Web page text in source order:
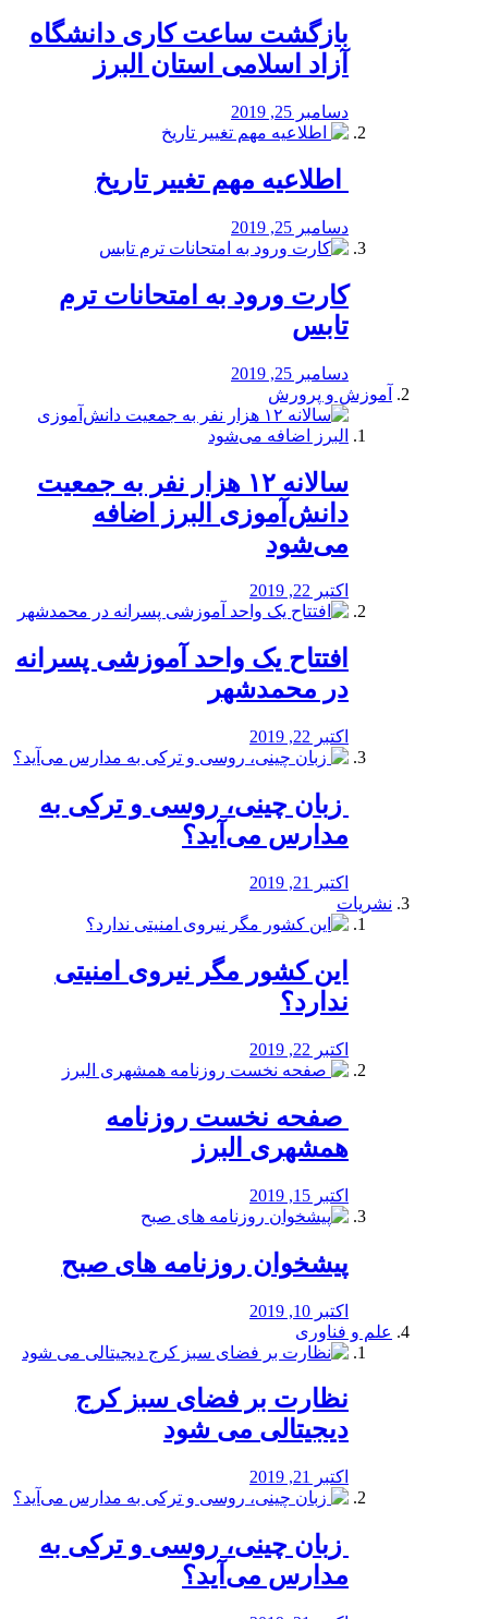
بازگشت ساعت کاری دانشگاه
آزاد اسلامی استان البرز
دسامبر 25, 2019
️ اطلاعیه مهم تغییر تاریخ
دسامبر 25, 2019
کارت ورود به امتحانات ترم
تابس
دسامبر 25, 2019
آموزش و پرورش
️سالانه ۱۲ هزار نفر به جمعیت
دانش‌آموزی البرز اضافه
می‌شود
اکتبر 22, 2019
افتتاح یک واحد آموزشی پسرانه
در محمدشهر
اکتبر 22, 2019
️ زبان چینی، روسی و ترکی به
مدارس می‌آید؟
اکتبر 21, 2019
نشریات
این کشور مگر نیروی امنیتی
ندارد؟
اکتبر 22, 2019
️ صفحه نخست روزنامه‌
همشهری البرز
اکتبر 15, 2019
پیشخوان روزنامه های صبح
اکتبر 10, 2019
علم و فناوری
نظارت بر فضای سبز کرج
دیجیتالی می شود
اکتبر 21, 2019
️ زبان چینی، روسی و ترکی به
مدارس می‌آید؟